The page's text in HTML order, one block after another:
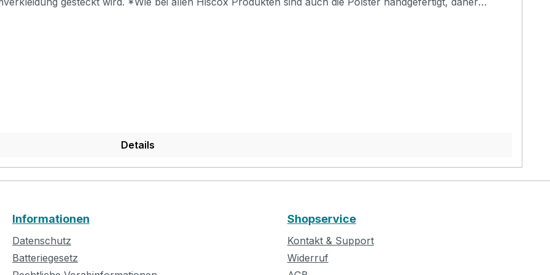
Details
Informationen
Datenschutz
Batteriegesetz
Shopservice
Kontakt & Support
Widerruf